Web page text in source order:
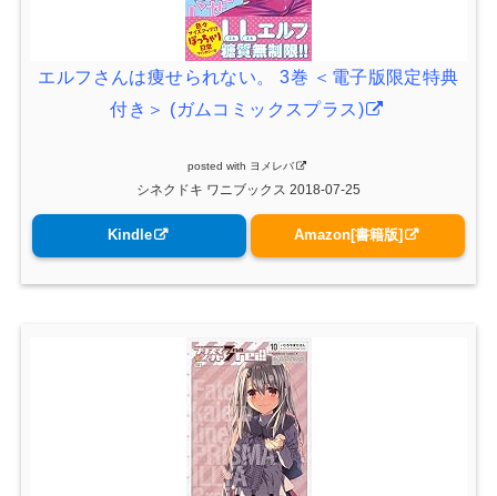
エルフさんは痩せられない。 3巻 ＜電子版限定特典
付き＞ (ガムコミックスプラス)
posted with ヨメレバ
シネクドキ ワニブックス 2018-07-25
Kindle Amazon[書籍版]